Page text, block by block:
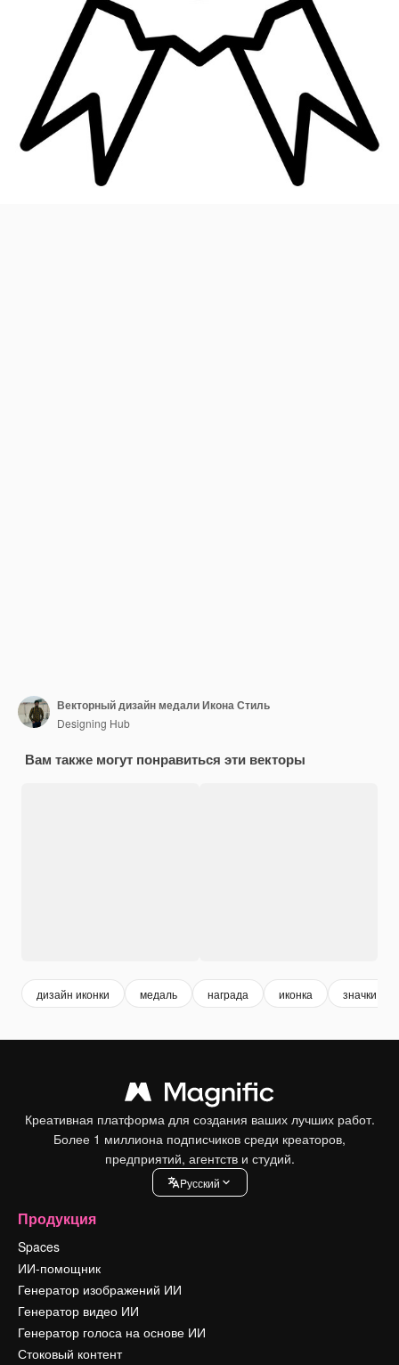
Векторный дизайн медали Икона Стиль
Designing Hub
Вам также могут понравиться эти векторы
дизайн иконки медаль награда иконка значки
Креативная платформа для создания ваших лучших работ.
Более 1 миллиона подписчиков среди креаторов,
предприятий, агентств и студий.
Pусский
Продукция
Spaces
ИИ-помощник
Генератор изображений ИИ
Генератор видео ИИ
Генератор голоса на основе ИИ
Стоковый контент